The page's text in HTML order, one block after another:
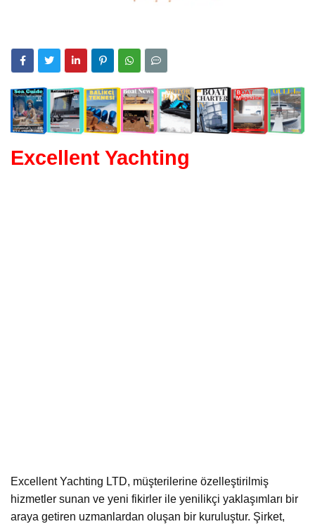
Excellent Yachting
Excellent Yachting LTD, müşterilerine özelleştirilmiş
hizmetler sunan ve yeni fikirler ile yenilikçi yaklaşımları bir
araya getiren uzmanlardan oluşan bir kuruluştur. Şirket,